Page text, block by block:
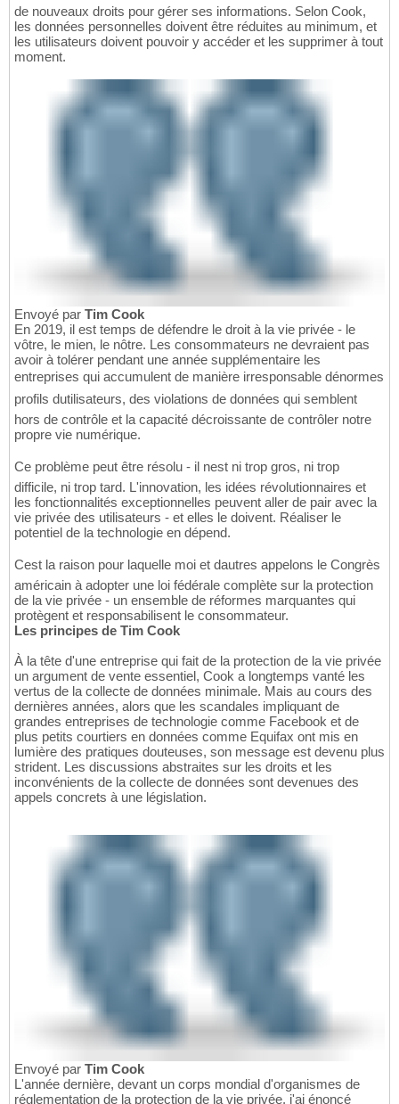
de nouveaux droits pour gérer ses informations. Selon Cook,
les données personnelles doivent être réduites au minimum, et
les utilisateurs doivent pouvoir y accéder et les supprimer à tout
moment.
Envoyé par Tim Cook
En 2019, il est temps de défendre le droit à la vie privée - le
vôtre, le mien, le nôtre. Les consommateurs ne devraient pas
avoir à tolérer pendant une année supplémentaire les
entreprises qui accumulent de manière irresponsable dénormes
profils dutilisateurs, des violations de données qui semblent
hors de contrôle et la capacité décroissante de contrôler notre
propre vie numérique.
Ce problème peut être résolu - il nest ni trop gros, ni trop
difficile, ni trop tard. L'innovation, les idées révolutionnaires et
les fonctionnalités exceptionnelles peuvent aller de pair avec la
vie privée des utilisateurs - et elles le doivent. Réaliser le
potentiel de la technologie en dépend.
Cest la raison pour laquelle moi et dautres appelons le Congrès
américain à adopter une loi fédérale complète sur la protection
de la vie privée - un ensemble de réformes marquantes qui
protègent et responsabilisent le consommateur.
Les principes de Tim Cook
À la tête d'une entreprise qui fait de la protection de la vie privée
un argument de vente essentiel, Cook a longtemps vanté les
vertus de la collecte de données minimale. Mais au cours des
dernières années, alors que les scandales impliquant de
grandes entreprises de technologie comme Facebook et de
plus petits courtiers en données comme Equifax ont mis en
lumière des pratiques douteuses, son message est devenu plus
strident. Les discussions abstraites sur les droits et les
inconvénients de la collecte de données sont devenues des
appels concrets à une législation.
Envoyé par Tim Cook
L'année dernière, devant un corps mondial d'organismes de
réglementation de la protection de la vie privée, j'ai énoncé